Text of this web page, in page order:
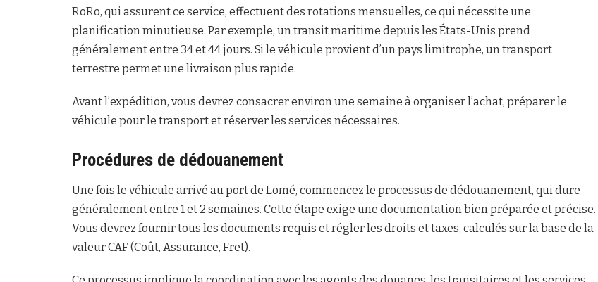
RoRo, qui assurent ce service, effectuent des rotations mensuelles, ce qui nécessite une
planification minutieuse. Par exemple, un transit maritime depuis les États-Unis prend
généralement entre 34 et 44 jours. Si le véhicule provient d’un pays limitrophe, un transport
terrestre permet une livraison plus rapide.
Avant l’expédition, vous devrez consacrer environ une semaine à organiser l’achat, préparer le
véhicule pour le transport et réserver les services nécessaires.
Procédures de dédouanement
Une fois le véhicule arrivé au port de Lomé, commencez le processus de dédouanement, qui dure
généralement entre 1 et 2 semaines. Cette étape exige une documentation bien préparée et précise.
Vous devrez fournir tous les documents requis et régler les droits et taxes, calculés sur la base de la
valeur CAF (Coût, Assurance, Fret).